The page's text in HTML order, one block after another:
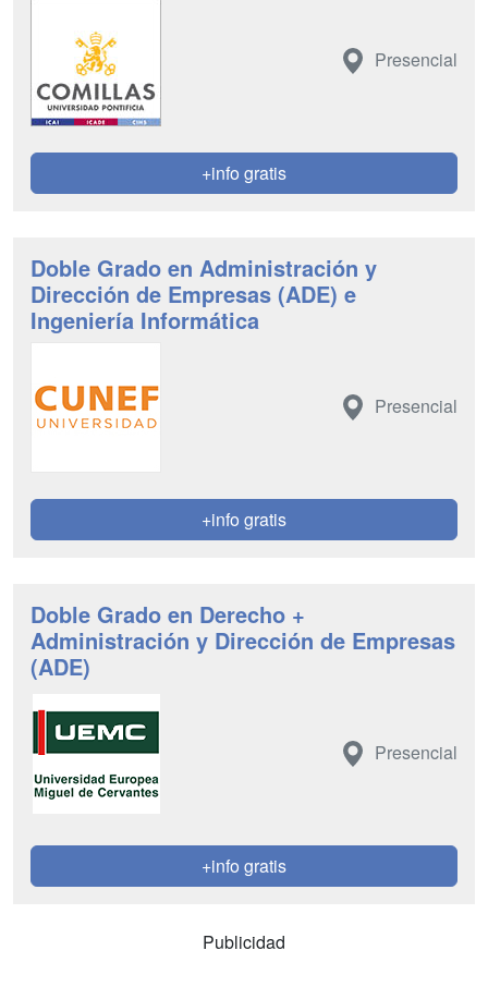
Presencial
+info gratis
Doble Grado en Administración y
Dirección de Empresas (ADE) e
Ingeniería Informática
Presencial
+info gratis
Doble Grado en Derecho +
Administración y Dirección de Empresas
(ADE)
Presencial
+info gratis
Publicidad